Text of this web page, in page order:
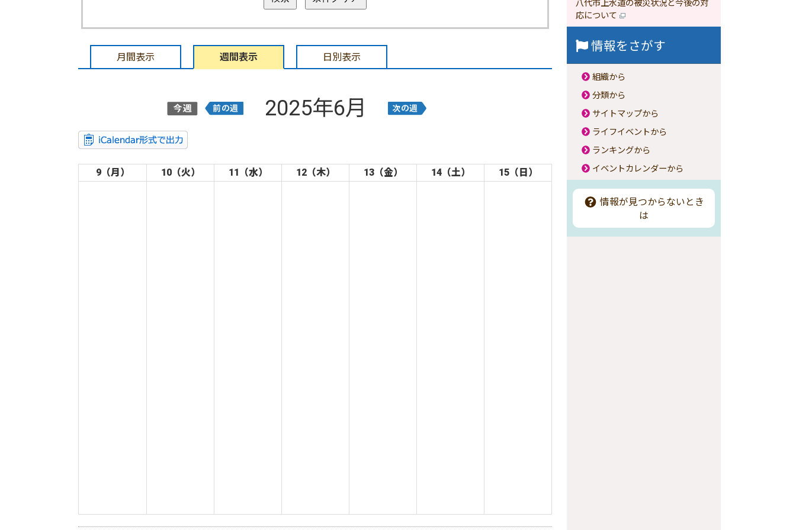
月間表示 週間表示 日別表示
2025年6月
9（月） 10（火） 11（水） 12（木） 13（金） 14（土） 15（日）
八代市上水道の被災状況と今後の対
応について
情報をさがす
組織から
分類から
サイトマップから
ライフイベントから
ランキングから
イベントカレンダーから
情報が見つからないとき
は